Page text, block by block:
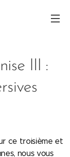
III :
ce troisième et
nous vous